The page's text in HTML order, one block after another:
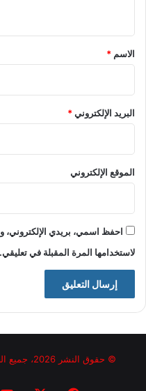
*
الاسم *
البريد الإلكتروني*
الموقع الإلكتروني
احفظ اسمي، بريدي الإلكتروني،
لاستخدامها المرة المقبلة في تعليقي.
© حقوق النشر 2026، جميع الحقوق محفوظة |